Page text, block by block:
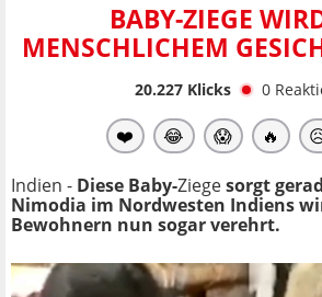
BABY-ZIEGE
MENSCHLICHEM
20.227Klicks 0
❤️ 😂 😱 🔥
Indien - Diese Baby-Ziegesorgt
Nimodia im Nordwesten Indiens
Bewohnern nun sogar verehrt.